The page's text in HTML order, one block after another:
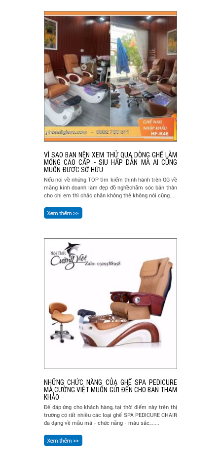
VÌ SAO BẠN NÊN XEM THỬ QUA DÒNG GHẾ LÀM
MÓNG CAO CẤP - SIU HẤP DẪN MÀ AI CŨNG
MUỐN ĐƯỢC SỠ HỮU
Nếu nói về những TOP tìm kiếm thịnh hành trên GG về
mãng kinh doanh làm đẹp đồ nghềchăm sóc bản thân
cho chị em thì chắc chắn không thể không nói cũng...
NHỮNG CHỨC NĂNG CỦA GHẾ SPA PEDICURE
MÀ CƯỜNG VIỆT MUỐN GỬI ĐẾN CHO BẠN THAM
KHẢO
Để đáp ứng cho khách hàng, tại thời điểm này trên thị
trường có rất nhiều các loại ghế SPA PEDICURE CHAIR
đa dạng về mẫu mã - chức năng - màu sắc,......